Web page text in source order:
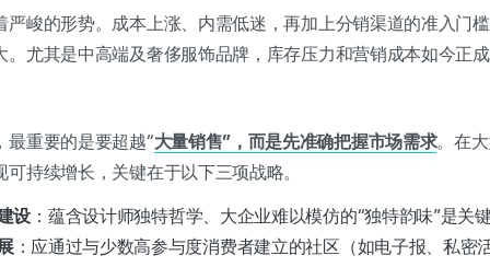
严峻的形势。成本上涨、内需低迷，再加上分销渠道的准入门
。尤其是中高端及奢侈服饰品牌，库存压力和营销成本如今正
最重要的是要超越“大量销售”，而是先准确把握市场需求。在
持续增长，关键在于以下三项战略。
设 ：蕴含设计师独特哲学、大企业难以模仿的“独特韵味”是关
：应通过与少数高参与度消费者建立的社区（如电子报、私密